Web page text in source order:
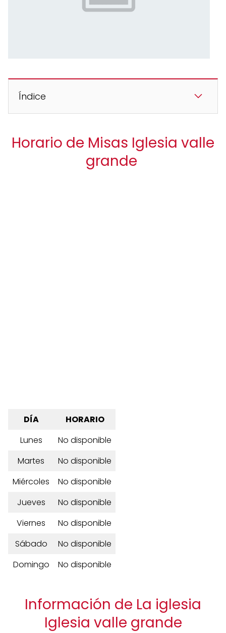
Índice
Horario de Misas Iglesia valle
grande
DÍA
HORARIO
Lunes
No disponible
Martes
No disponible
Miércoles
No disponible
Jueves
No disponible
Viernes
No disponible
Sábado
No disponible
Domingo
No disponible
Información de La iglesia
Iglesia valle grande